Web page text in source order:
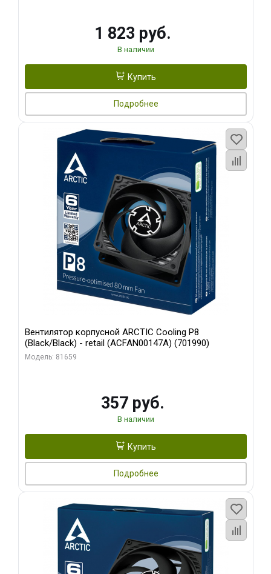
1 823 руб.
В наличии
Купить
Подробнее
Вентилятор корпусной ARCTIC Cooling P8
(Black/Black) - retail (ACFAN00147A) (701990)
Модель: 81659
357 руб.
В наличии
Купить
Подробнее